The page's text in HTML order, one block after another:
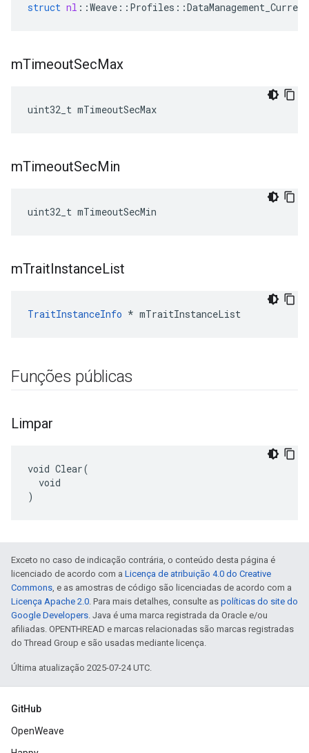
struct nl ::Weave :: Profiles ::DataManagement_Current
mTimeoutSecMax
uint32_t mTimeoutSecMax
mTimeoutSecMin
uint32_t mTimeoutSecMin
mTraitInstanceList
TraitInstanceInfo * mTraitInstanceList
Funções públicas
Limpar
void Clear(
  void
)
Exceto no caso de indicação contrária, o conteúdo desta página é
licenciado de acordo com a Licença de atribuição 4.0 do Creative
Commons, e as amostras de código são licenciadas de acordo com a
Licença Apache 2.0. Para mais detalhes, consulte as políticas do site do
Google Developers. Java é uma marca registrada da Oracle e/ou
afiliadas. OPENTHREAD e marcas relacionadas são marcas registradas
do Thread Group e são usadas mediante licença.
Última atualização 2025-07-24 UTC.
GitHub
OpenWeave